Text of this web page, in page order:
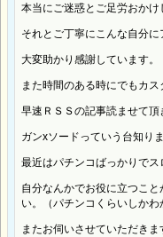
本当にご迷惑とご足労おかけ
それとご丁寧にこんな自分
大変助かり感謝しています。
また時間のある時にでもカス
早速ＲＳＳの記事読ませて頂
ガンxソードっていう台知り
最近はパチンコばっかりでス
自分なんかでお役に立つこ
い。（パチンコくらいしかわ
またお伺いさせていただきま